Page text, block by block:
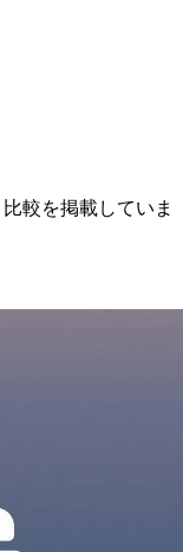
較を掲載していま